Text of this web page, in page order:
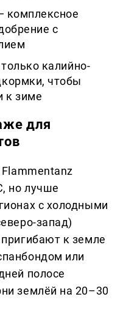
комплексное
с
калийно-
чтобы
к зиме
для
но лучше
с холодными
запад)
к земле
или
полосе
землёй на 20–30